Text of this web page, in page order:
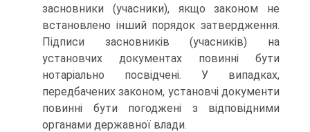
засновники (учасники), якщо законом не
встановлено інший порядок затвердження.
Підписи засновників (учасників) на
установчих документах повинні бути
нотаріально посвідче­ні. У випадках,
передбачених законом, установчі документи
повинні бути погоджені з відповідними
органами державної влади.